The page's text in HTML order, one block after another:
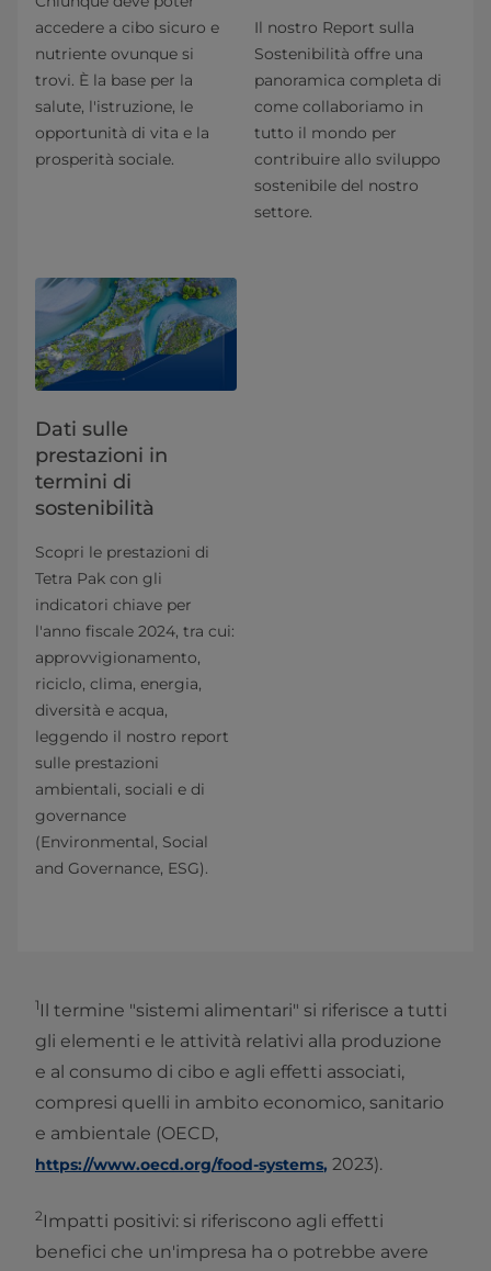
accedere a cibo sicuro e
nutriente ovunque si
trovi. È la base per la
salute, l'istruzione, le
opportunità di vita e la
prosperità sociale.
Il nostro Report sulla
Sostenibilità offre una
panoramica completa di
come collaboriamo in
tutto il mondo per
contribuire allo sviluppo
sostenibile del nostro
settore.
Dati sulle
prestazioni in
termini di
sostenibilità
Scopri le prestazioni di
Tetra Pak con gli
indicatori chiave per
l'anno fiscale 2024, tra cui:
approvvigionamento,
riciclo, clima, energia,
diversità e acqua,
leggendo il nostro report
sulle prestazioni
ambientali, sociali e di
governance
(Environmental, Social
and Governance, ESG).
1 Il termine "sistemi alimentari" si riferisce a tutti
gli elementi e le attività relativi alla produzione
e al consumo di cibo e agli effetti associati,
compresi quelli in ambito economico, sanitario
e ambientale (OECD,
https://www.oecd.org/food-systems, 2023).
2Impatti positivi: si riferiscono agli effetti
benefici che un'impresa ha o potrebbe avere